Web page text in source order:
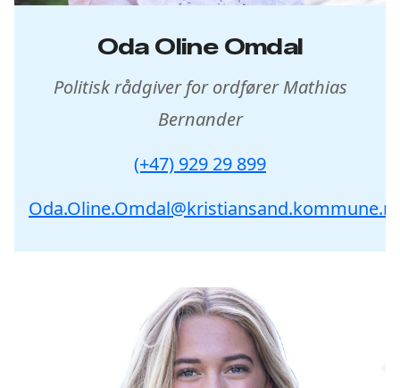
Oda Oline Omdal
Politisk rådgiver for ordfører Mathias
Bernander
(+47) 929 29 899